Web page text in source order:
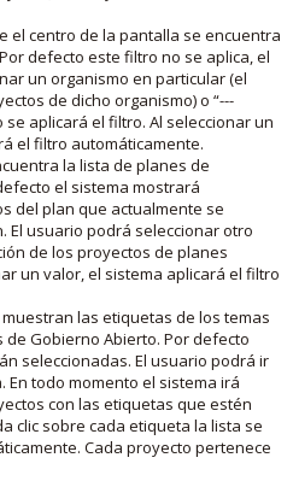
el centro de la pantalla se encuentra
defecto este filtro no se aplica, el
un organismo en particular (el
de dicho organismo) o “---
se aplicará el filtro. Al seleccionar un
el filtro automáticamente.
la lista de planes de
el sistema mostrará
del plan que actualmente se
El usuario podrá seleccionar otro
de los proyectos de planes
un valor, el sistema aplicará el filtro
las etiquetas de los temas
Gobierno Abierto. Por defecto
seleccionadas. El usuario podrá ir
En todo momento el sistema irá
con las etiquetas que estén
clic sobre cada etiqueta la lista se
Cada proyecto pertenece